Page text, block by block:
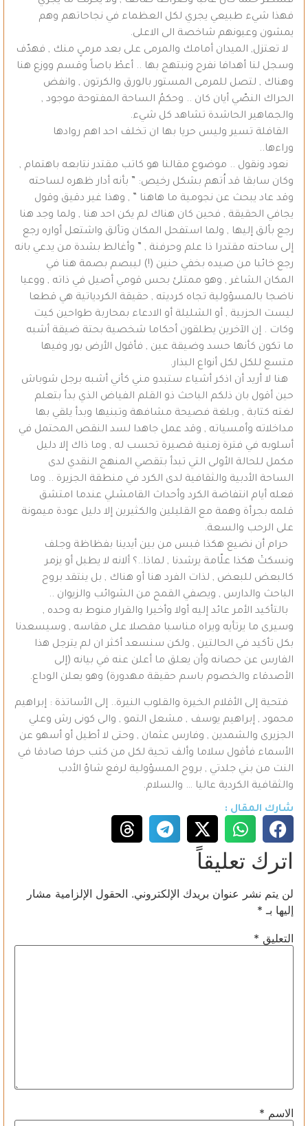
فهذا شيء طبيعي يجري لكل العظماء في نجاحاتهم وهم
يمشون وعيونهم شاخصة الى الاعلى.
لا تعتزل, الميدان أمامك والمرمى على بعد مرمىٍ منك , فهدّف
وسجل لنا أهدافا نفرح ونبتهج بها .. أعطْ باصاً وقسم ووزع هنا
وهناك , لتصل للمرمى المستور بالورق والكرتون , وانفض
الحراك النصّي أيان كان .. وحكمُ الساحة المفتوحة موجود ,
والجماهير الحاشدة تشاهد كل شيء.
القافلة تسير وليس حريا بها ان تخلف احد اهم روادها
وراءها..
نعود ونقول .. موضوع مقالنا هو كاتب مقتدر نتابعه باهتمام ,
وكان سابقا قد اُتهم بشكل رخيص: ” بأنه أدار ظهره لساحته
وقد عاد يبحث عن نجومية ما هاهنا ” , وهذا غير دقيق وقول
يجافي الحقيقة , فحين كان هناك لم يكن احد هنا , ولما وجد هنا
رجع بألق إليها , ولما استفحل المكان وتألق واشتعل أواره رجع
إلى ساحته مقتدرا ذا علم وحرفنة , ” وأغالط بشدة من يدعي بانه
رجع خائبا من صيده بخفي حنين (!) ليبصم بصمة هنا في
المكان الشاغر , وهو ممتلئ بحس قومي أصيل في ذاته , ووعيا
ناضجا بالمسؤولية تجاه كرديته , حقيقة الكردياتية هي قطعا
ليست الحزبية , أو الشليلة أو الادعاء بمحاربة طواحين كيت
وكات . إن الآخرين يطلقون أحكاما شخصية بحتة ضيقة أشبه
ما تكون كأنها حسد وضيقة عين , فأقول الأرض بور وفيها
متسع للكل لكل أنواع البذار.
هنا لا أريد أن اذكر أشياء ستبدو مني كأني أشبه برجل شوباش
حين أقول بان ذلكم الباحث ذو القلم الفياض الذي بدأ بتعلم
لغته كتابة , وبلغة فصيحة مشافهة وتبنيها وبدأ يلقي بها
مداخلاته وأمسياته , وقد عمل جاهدا لسد النقص المحتمل في
أسلوبه في فترة زمنية قصيرة تحسب له , وما ذاك إلا دليل
مكمل للحالة الأولى التي تبدأ بتقصي المنهج النقدي لدى
الساحة الأدبية والثقافية لدى الكرد في منطقة الجزيرة .. وما
فعله أيام انتفاضة الكرد وأحداث القامشلي عندما امتشق
قلمه بجرأة وهمة مع القليلين والكثيرين إلا دليل عودة ميمونة
على الرحب والسعة.
حرام أن نضيع هكذا قبس من بين أيدينا بفظاظة وجلف
ونسكتْ هكذا علّامة يرشدنا , لماذا..؟ ألانه لا يطبل أو يزمر
كالبعض للبعض , لذات الفرد هنا أو هناك , بل ينتقد بروح
الباحث والدارس , ويصفي القمح من الشوائب والزيوان ..
بالتأكيد الأمر عائد إليه أولا وأخيرا والقرار منوط به وحده ,
وسيرى ما يرتأيه ويراه مناسبا مفصلا على مقاسه , وسيسعدنا
بكل تأكيد في الحالتين , ولكن سنسعد أكثر ان لم يترجل هذا
الفارس عن حصانه وأن يعلق ما أعلن عنه في بيانه (إلى
الأصدقاء والخصوم باسم حقيقة مهدورة) وهو يعلن الوداع.
فتحية إلى الأقلام الخيرة والقلوب النيرة.. إلى الأساتذة : إبراهيم
محمود , إبراهيم يوسف , مشعل التمو , والى كونى رش وعلي
الجزيرى والشمدين , وفارس عثمان , وحتى لا أطيل أو أسهو عن
الأسماء فأقول سلاما وألف تحية لكل من كتب حرفا صادقا في
النت من بني جلدتي , بروح المسؤولية لرفع شاؤ الأدب
والثقافية الكردية عاليا … والسلام.
شارك المقال :
اترك تعليقاً
لن يتم نشر عنوان بريدك الإلكتروني. الحقول الإلزامية مشار
إليها بـ *
التعليق *
الاسم *